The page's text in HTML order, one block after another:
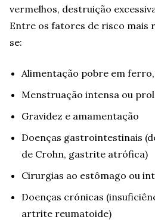
vermelhos, destruição
Entre os fatores de risco mais
se:
Alimentação pobre em
Menstruação intensa ou
Gravidez e amamentação
Doenças gastrointestinais
de Crohn, gastrite atrófica)
Cirurgias ao estômago ou
Doenças crónicas
artrite reumatoide)